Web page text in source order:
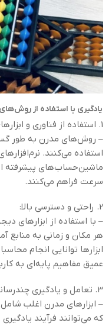
یادگیری با استفاده از
1. استفاده از فناوری و ابزارهای دیجیتال:
– روش‌های مدرن به طور
استفاده می‌کنند.
ماشین‌حساب‌های پیشرفته
سرعت فراهم می‌کنند.
2. راحتی و دسترسی بالا:
– با استفاده از ابزارهای
هر مکان و زمانی به منابع
ابزارها توانایی انجام
عمیق مفاهیم پایه‌ای به
3. تعامل و یادگیری چندرسانه‌ای:
– ابزارهای مدرن اغلب
که می‌توانند فرآیند